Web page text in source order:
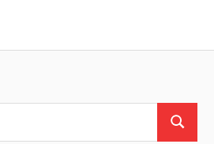
Search